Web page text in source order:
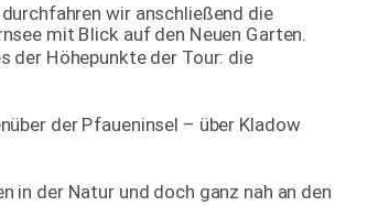
wir anschließend die
mit Blick auf den Neuen Garten.
der Höhepunkte der Tour: die
der Pfaueninsel – über Kladow
in der Natur und doch ganz nah an den